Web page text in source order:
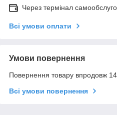
Через термінал
Всі умови оплати
Умови повернення
Повернення товару впродовж
Всі умови повернення